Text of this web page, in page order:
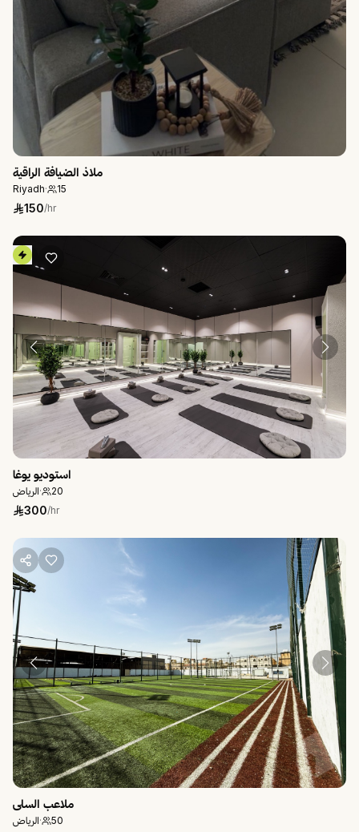
ملاذ الضيافة الراقية
Riyadh· 15
150/hr
استوديو يوغا
الرياض· 20
300/hr
ملاعب السلي
الرياض· 50